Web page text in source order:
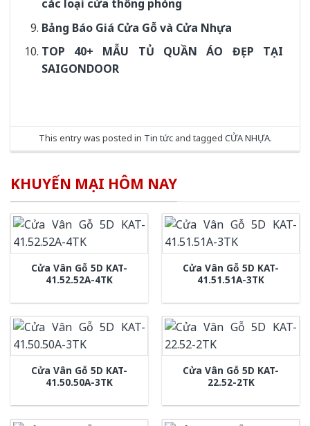
các loại cửa thông phòng
Bảng Báo Giá Cửa Gỗ và Cửa Nhựa
TOP 40+ MẪU TỦ QUẦN ÁO ĐẸP TẠI
SAIGONDOOR
This entry was posted in Tin tứcand tagged CỬA NHỰA.
KHUYẾN MẠI HÔM NAY
Cửa Vân Gỗ 5D KAT-
41.52.52A-4TK
Cửa Vân Gỗ 5D KAT-
41.51.51A-3TK
Cửa Vân Gỗ 5D KAT-
41.50.50A-3TK
Cửa Vân Gỗ 5D KAT-
22.52-2TK